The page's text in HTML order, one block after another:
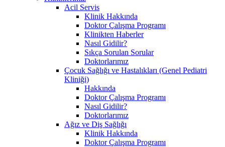
Acil Servis
Klinik Hakkında
Doktor Çalışma Programı
Klinikten Haberler
Nasıl Gidilir?
Sıkça Sorulan Sorular
Doktorlarımız
Çocuk Sağlığı ve Hastalıkları (Genel Pediatri
Kliniği)
Hakkında
Doktor Çalışma Programı
Nasıl Gidilir?
Doktorlarımız
Ağız ve Diş Sağlığı
Klinik Hakkında
Doktor Çalışma Programı